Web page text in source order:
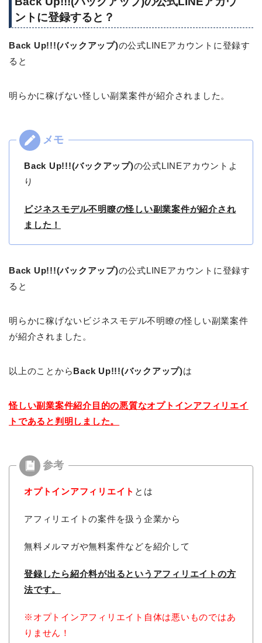
ントに登録すると？
Back Up!!!(バックアップ)の公式LINEアカウントに登録す
ると
明らかに稼げない怪しい副業案件が紹介されました。
Back Up!!!(バックアップ)の公式LINEアカウントよ
り
ビジネスモデル不明瞭の怪しい副業案件が紹介され
ました！
Back Up!!!(バックアップ)の公式LINEアカウントに登録す
ると
明らかに稼げないビジネスモデル不明瞭の怪しい副業案件
が紹介されました。
以上のことからBack Up!!!(バックアップ)は
怪しい副業案件紹介目的の悪質なオプトインアフィリエイ
トであると判明しました。
オプトインアフィリエイト とは
アフィリエイトの案件を扱う企業から
無料メルマガや無料案件などを紹介して
登録したら紹介料が出るという アフィリエイトの方
法です。
※オプトインアフィリエイト自体は悪いものではあ
りません！